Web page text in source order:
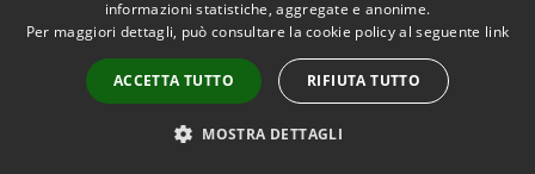
Webcam Comune di San Pellegrino Terme
Amministrazione trasparente
informazioni statistiche, aggregate e anonime.
Per maggiori dettagli, può consultare la cookie policy al seguente link
ACCETTA TUTTO RIFIUTA TUTTO
MOSTRA DETTAGLI